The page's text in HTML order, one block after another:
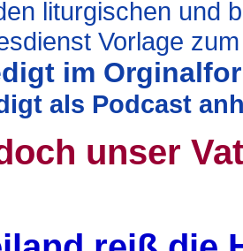
liturgischen und
Vorlage
im
als Podcast
unser